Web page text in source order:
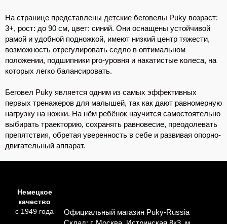
На странице представлены детские беговелы Puky возраст:
3+, рост: до 90 см, цвет: синий. Они оснащены устойчивой
рамой и удобной подножкой, имеют низкий центр тяжести,
возможность отрегулировать седло в оптимальном
положении, подшипники pro-уровня и накатистые колеса, на
которых легко балансировать.
Беговел Puky является одним из самых эффективных
первых тренажеров для малышей, так как дают равномерную
нагрузку на ножки. На нём ребёнок научится самостоятельно
выбирать траекторию, сохранять равновесие, преодолевать
препятствия, обретая уверенность в себе и развивая опорно-
двигательный аппарат.
Немецкое
качество
с 1949 года
Официальный магазин Puky-Russia